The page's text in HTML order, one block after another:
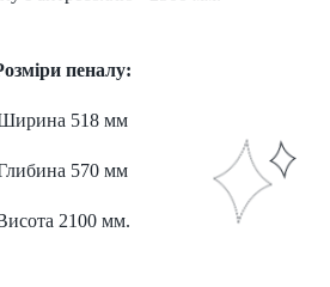
пеналу:
518 мм
570 мм
2100 мм.